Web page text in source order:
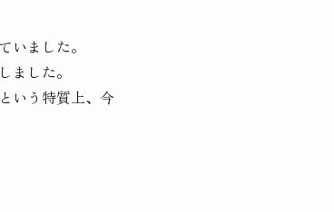
ました。
した。
いう特質上、今